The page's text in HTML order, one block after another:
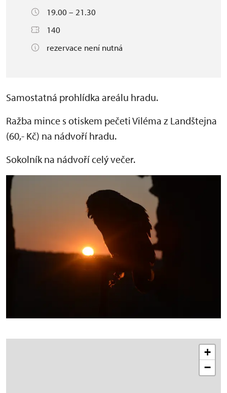
19.00 – 21.30
140
rezervace není nutná
Samostatná prohlídka areálu hradu.
Ražba mince s otiskem pečeti Viléma z Landštejna
(60,- Kč) na nádvoří hradu.
Sokolník na nádvoří celý večer.
+
−